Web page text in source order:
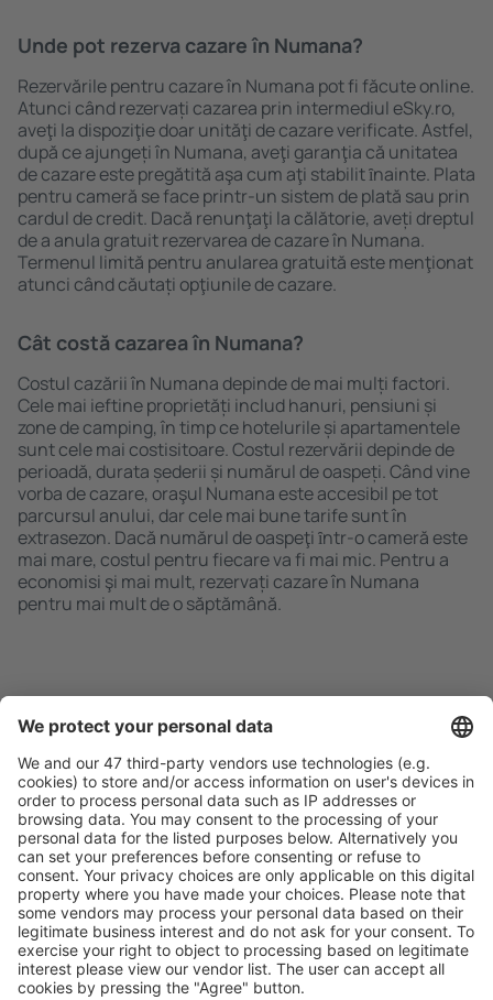
Unde pot rezerva cazare în Numana?
Rezervările pentru cazare în Numana pot fi făcute online.
Atunci când rezervați cazarea prin intermediul eSky.ro,
aveţi la dispoziţie doar unităţi de cazare verificate. Astfel,
după ce ajungeți în Numana, aveţi garanţia că unitatea
de cazare este pregătită aşa cum aţi stabilit ȋnainte. Plata
pentru cameră se face printr-un sistem de plată sau prin
cardul de credit. Dacă renunţaţi la călătorie, aveți dreptul
de a anula gratuit rezervarea de cazare în Numana.
Termenul limită pentru anularea gratuită este menţionat
atunci când căutați opţiunile de cazare.
Cât costă cazarea în Numana?
Costul cazării în Numana depinde de mai mulți factori.
Cele mai ieftine proprietăți includ hanuri, pensiuni și
zone de camping, în timp ce hotelurile și apartamentele
sunt cele mai costisitoare. Costul rezervării depinde de
perioadă, durata șederii și numărul de oaspeți. Când vine
vorba de cazare, oraşul Numana este accesibil pe tot
parcursul anului, dar cele mai bune tarife sunt în
extrasezon. Dacă numărul de oaspeţi ȋntr-o cameră este
mai mare, costul pentru fiecare va fi mai mic. Pentru a
economisi şi mai mult, rezervați cazare în Numana
pentru mai mult de o săptămână.
Caută rapid şi uşor
Ofertă adaptată aşteptărilor tale.
Planifică ȋn siguranţă
Rezervare fără griji cu opțiune gratuită de anulare.
Economiseşte mai mult
Prețuri atractive și oferte speciale pentru utilizatorii
conectați.